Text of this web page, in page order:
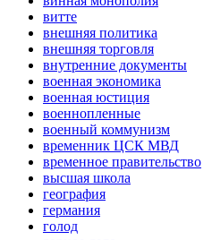
витте
внешняя политика
внешняя торговля
внутренние документы
военная экономика
военная юстиция
военнопленные
военный коммунизм
временник ЦСК МВД
временное правительство
высшая школа
география
германия
голод